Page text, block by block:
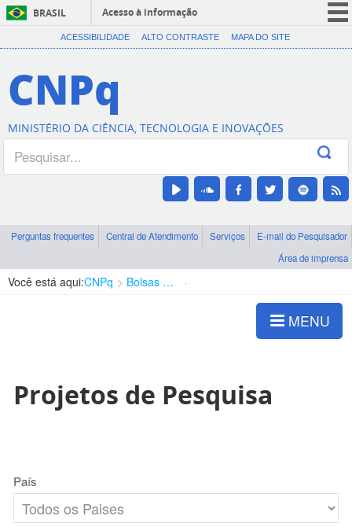
BRASIL
Acesso à informação
CORONAVÍRUS (COVID-19)
Canais
ACESSIBILIDADE ALTO CONTRASTE MAPA DO SITE
CNPq
MINISTÉRIO DA CIÊNCIA, TECNOLOGIA E INOVAÇÕES
Perguntas frequentes Central de Atendimento Serviços
E-mail do Pesquisador
Área de imprensa
Você está aqui:CNPq Bolsas e Auxílios Vigentes
MENU
Projetos de Pesquisa
País